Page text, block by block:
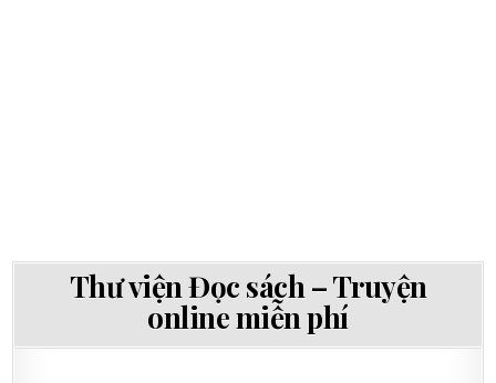
Thư viện Đọc sách – Truyện
online miễn phí